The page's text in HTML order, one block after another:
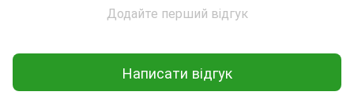
Додайте перший відгук
Написати відгук